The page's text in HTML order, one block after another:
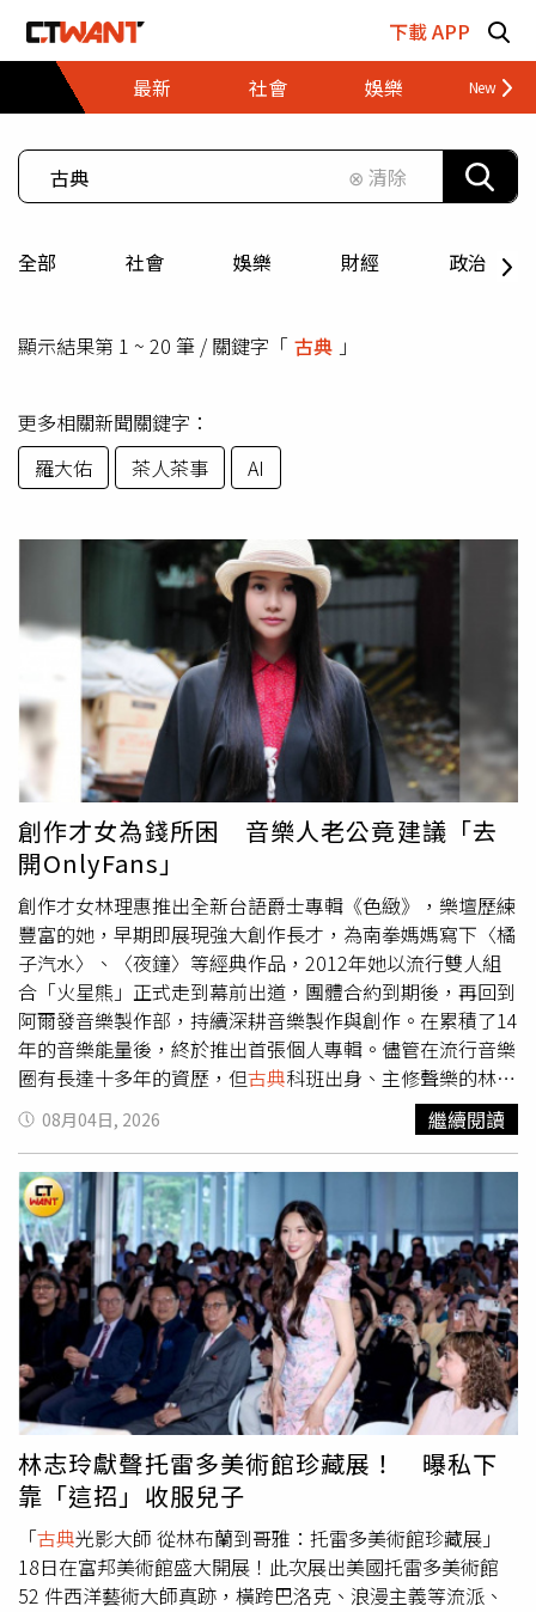
下載 APP
最新
社會 娛樂 財經
⊗ 清除
全部 社會 娛樂 財經 政治
顯示結果第 1 ~ 20 筆 / 關鍵字「 古典 」
更多相關新聞關鍵字：
羅大佑
茶人茶事 AI
創作才女為錢所困 音樂人老公竟建議「去
開OnlyFans」
創作才女林理惠推出全新台語爵士專輯《色緻》，樂壇歷練
豐富的她，早期即展現強大創作長才，為南拳媽媽寫下〈橘
子汽水〉、〈夜鐘〉等經典作品，2012年她以流行雙人組
合「火星熊」正式走到幕前出道，團體合約到期後，再回到
阿爾發音樂製作部，持續深耕音樂製作與創作。在累積了14
年的音樂能量後，終於推出首張個人專輯。儘管在流行音樂
圈有長達十多年的資歷，但古典科班出身、主修聲樂的林理
惠，其實學生時期因為「人類音樂史」這門課而與爵士樂結
下了不解之緣，2008年輾轉認識爵士鋼琴家陳仲謀，從此
一腳踏入爵士音樂圈，並組了爵士樂團開啟爵士演唱生涯，
甚至還因此認識了現在的老公、也是知名金曲音樂人謝明
諺，讓林理惠笑說：「『爵士樂』改變了我的音樂人生，也
算是我的媒人！」如果說陳仲謀是林理惠的爵士音樂啟蒙老
師，那麼現在的老公則是她音樂上的「貴人」，不僅帶著她
認識了解更多的爵士之美，更是她這張《色緻》的重要幕後
推手，林理惠透露：「由於平常工作忙碌，自身的創作作品
是零星又分散，加上個性不太積極，通常也都還是以製作別
人的作品為優先。這次真的很感謝兩位製作人柯智豪與謝明
諺的嚴格監督，讓我塵封在資料夾裡的草稿有機會『出土』
問世！」她更笑說：：「今年能發行自己的第一張個人專
輯，算是世界第五大奇蹟了！」林理惠做專輯遇到最大的瓶
頸就是缺錢。（圖／創銘實業股份有限公司提供）雖然有老
公謝明諺及知名音樂人柯智豪的鼎力相助，但這張專輯竟然
一做就是七年時間，除了自身「慢工出細活」的個性使然
外，中間最大的瓶頸還是卡在「錢」，從2019年就開始籌
08月04日, 2026 繼續閱讀
林志玲獻聲托雷多美術館珍藏展！ 曝私下
靠「這招」收服兒子
「古典光影大師 從林布蘭到哥雅：托雷多美術館珍藏展」
18日在富邦美術館盛大開展！此次展出美國托雷多美術館
52 件西洋藝術大師真跡，橫跨巴洛克、浪漫主義等流派、